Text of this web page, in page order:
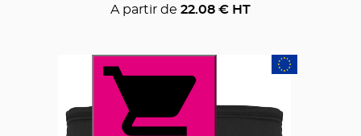
A partir de 22.08 € HT